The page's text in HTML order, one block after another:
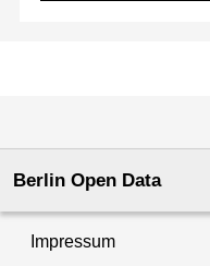
Berlin Open Data
Impressum